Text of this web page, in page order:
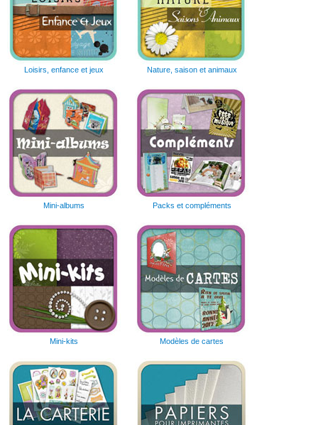
Loisirs, enfance et jeux Nature, saison et animaux
Mini-albums Packs et compléments
Mini-kits Modèles de cartes